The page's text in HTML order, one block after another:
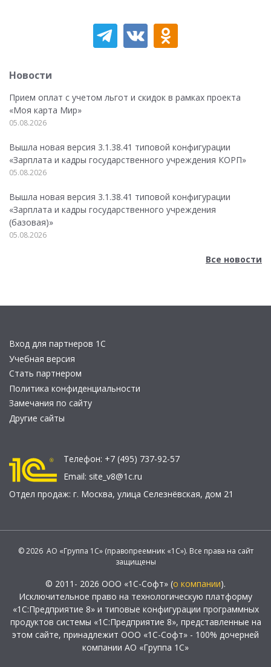
Новости
Прием оплат с учетом льгот и скидок в рамках проекта
«Моя карта Мир»
05.08.2026
Вышла новая версия 3.1.38.41 типовой конфигурации
«Зарплата и кадры государственного учреждения КОРП»
05.08.2026
Вышла новая версия 3.1.38.41 типовой конфигурации
«Зарплата и кадры государственного учреждения
(базовая)»
05.08.2026
Все новости
Вход для партнеров 1С
Учебная версия
Стать партнером
Политика конфиденциальности
Замечания по сайту
Другие сайты
Телефон: +7 (495) 737-92-57
Email: site_v8@1c.ru
Отдел продаж: г. Москва, улица Селезнёвская, дом 21
© 2026 АО «Группа 1С» (правопреемник «1С»). Все права на сайт
защищены
© 2011- 2026 ООО «1С-Софт» (о компании).
Исключительное право на технологическую платформу
«1С:Предприятие 8» и типовые конфигурации программных
продуктов системы «1С:Предприятие 8», представленные на
этом сайте, принадлежит ООО «1С-Софт» - 100% дочерней
компании АО «Группа 1С»